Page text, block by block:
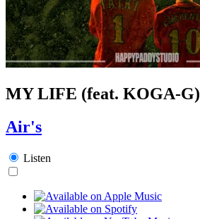
MY LIFE (feat. KOGA-G)
Air's
Listen